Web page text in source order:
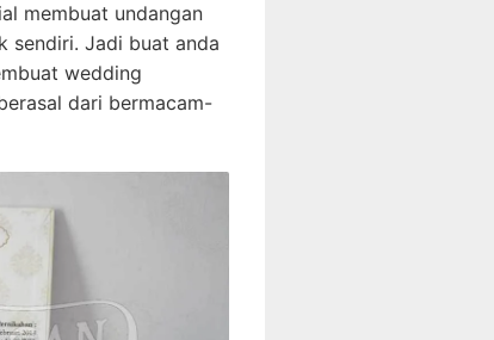
membuat undangan
sendiri. Jadi buat anda
wedding
dari bermacam-